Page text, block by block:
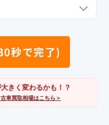
秒で完了)
きく変わるかも！？
車買取相場はこちら＞